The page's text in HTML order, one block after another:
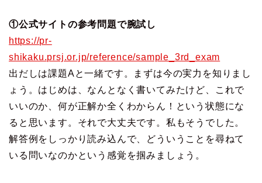
①公式サイトの参考問題で腕試し
https://pr-
shikaku.prsj.or.jp/reference/sample_3rd_exam
出だしは課題Aと一緒です。まずは今の実力を知りまし
ょう。はじめは、なんとなく書いてみたけど、これで
いいのか、何が正解か全くわからん！という状態にな
ると思います。それで大丈夫です。私もそうでした。
解答例をしっかり読み込んで、どういうことを尋ねて
いる問いなのかという感覚を掴みましょう。